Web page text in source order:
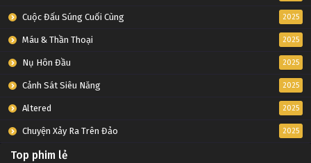
Cuộc Đấu Súng Cuối Cùng 2025
Máu & Thần Thoại 2025
Nụ Hôn Đầu 2025
Cảnh Sát Siêu Năng 2025
Altered 2025
Chuyện Xảy Ra Trên Đảo 2025
Top phim lẻ